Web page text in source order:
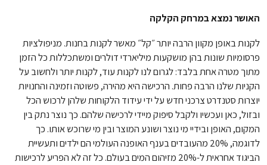
האושר נמצא במרחק הקלקה
לקנות באופן מקוון הרבה יותר ״קל״ מאשר לקנות בחנות. מניפולציות
פרסומיות שונות בהן מושקעות מיליארדי דולרים ומשתכללות כל הזמן
מתוך מטרה אחת בלבד: לגרום לנו לקנות עוד, לקנות יותר ולחשוב על
הקניות שלנו הרבה פחות. הרכישה היא מהירה, פשוטה וזמינה והחנויות
יוצרות סטנדרט צרכני חדש על ידי עידוד הלקוחות שלהן לרכוש הכל
ובזול, כאן ועכשיו ולקבל סיפוק מיידי לרכישה שלהם. כך נוצר נתק בין
המקום, האופן ובידיי מי נוצר ושונע המוצר ובין מי שרוכש אותו. כך
לדוגמה, 20% מהעובדים בענף האופנה העולמי הם ילדים ותעשיית
הביגוד אחראית ל-20% מזיהום המים בעולם. כל זה לא הפריע לרכישות